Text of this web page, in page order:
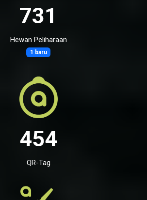
731
Hewan Peliharaan
1 baru
454
QR-Tag